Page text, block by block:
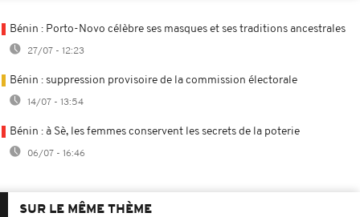
Bénin : Porto-Novo célèbre ses masques et ses traditions ancestrales
27/07 - 12:23
Bénin : suppression provisoire de la commission électorale
14/07 - 13:54
Bénin : à Sè, les femmes conservent les secrets de la poterie
06/07 - 16:46
SUR LE MÊME THÈME